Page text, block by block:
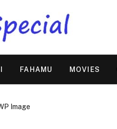
FAHAMU MOVIES